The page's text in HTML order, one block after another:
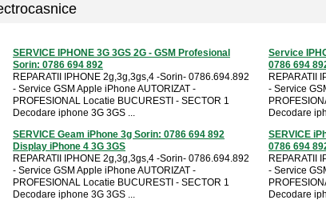
SERVICE IPHONE 3G 3GS 2G - GSM Profesional
Sorin: 0786 694 892
REPARATII IPHONE 2g,3g,3gs,4 -Sorin- 0786.694.892
- Service GSM Apple iPhone AUTORIZAT -
PROFESIONAL Locatie BUCURESTI - SECTOR 1
Decodare iphone 3G 3GS ...
Service
0786 694
REPARATII
- Service
Decodare
SERVICE Geam iPhone 3g Sorin: 0786 694 892
Display iPhone 4 3G 3GS
REPARATII IPHONE 2g,3g,3gs,4 -Sorin- 0786.694.892
- Service GSM Apple iPhone AUTORIZAT -
PROFESIONAL Locatie BUCURESTI - SECTOR 1
Decodare iphone 3G 3GS ...
SERVICE
0786 694
REPARATII
- Service
Decodare